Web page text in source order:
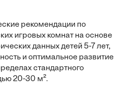
рекомендации по
игровых комнат на основе
данных детей 5-7 лет,
и оптимальное развитие
стандартного
20-30 м².